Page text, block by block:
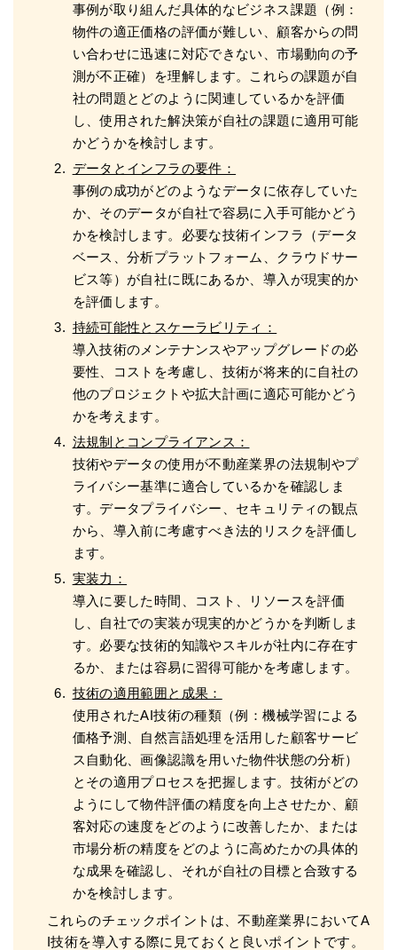
事例が取り組んだ具体的なビジネス課題（例：
物件の適正価格の評価が難しい、顧客からの問
い合わせに迅速に対応できない、市場動向の予
測が不正確）を理解します。これらの課題が自
社の問題とどのように関連しているかを評価
し、使用された解決策が自社の課題に適用可能
かどうかを検討します。
データとインフラの要件：
事例の成功がどのようなデータに依存していた
か、そのデータが自社で容易に入手可能かどう
かを検討します。必要な技術インフラ（データ
ベース、分析プラットフォーム、クラウドサー
ビス等）が自社に既にあるか、導入が現実的か
を評価します。
持続可能性とスケーラビリティ：
導入技術のメンテナンスやアップグレードの必
要性、コストを考慮し、技術が将来的に自社の
他のプロジェクトや拡大計画に適応可能かどう
かを考えます。
法規制とコンプライアンス：
技術やデータの使用が不動産業界の法規制やプ
ライバシー基準に適合しているかを確認しま
す。データプライバシー、セキュリティの観点
から、導入前に考慮すべき法的リスクを評価し
ます。
実装力：
導入に要した時間、コスト、リソースを評価
し、自社での実装が現実的かどうかを判断しま
す。必要な技術的知識やスキルが社内に存在す
るか、または容易に習得可能かを考慮します。
技術の適用範囲と成果：
使用されたAI技術の種類（例：機械学習による
価格予測、自然言語処理を活用した顧客サービ
ス自動化、画像認識を用いた物件状態の分析）
とその適用プロセスを把握します。技術がどの
ようにして物件評価の精度を向上させたか、顧
客対応の速度をどのように改善したか、または
市場分析の精度をどのように高めたかの具体的
な成果を確認し、それが自社の目標と合致する
かを検討します。
これらのチェックポイントは、不動産業界においてA
I技術を導入する際に見ておくと良いポイントです。